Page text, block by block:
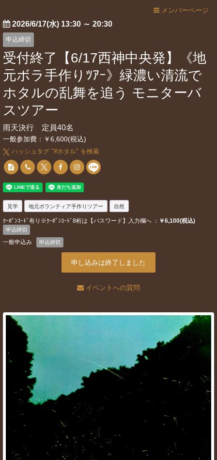
メンバーページ
2026/6/17(水) 13:30 ～ 20:30
申込締切
受付終了【6/17西神中央発】《地
元ボラ手作りﾂｱｰ》緑濃い清流で
ホタルの乱舞を追う モニターバ
スツアー
雨天決行 定員40名
一般参加費：￥6,600(税込)
ハッシュタグ "#ホタル" を検索
見学 地元ボランティア手作りツアー 自然
ｸｰﾎﾟﾝｺｰﾄﾞ有り※ｸｰﾎﾟﾝｺｰﾄﾞ8桁は【パスワード】入力欄へ ： ￥6,100(税込)
申込締切
一般申込み 申込締切
申し込みは終了しました
イベントへの質問